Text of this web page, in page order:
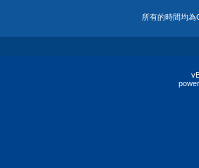
所有的時間均為